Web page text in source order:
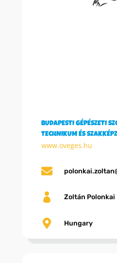
BUDAPESTI GÉPÉSZETI
TECHNIKUM ÉS
www.oveges.hu

 Zoltán Polonkai
 Hungary